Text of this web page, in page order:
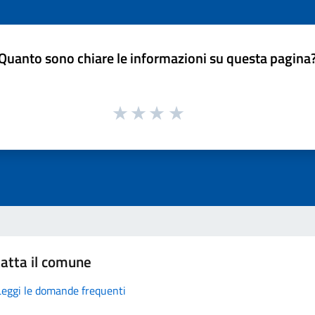
sono chiare le informazioni su questa
il comune
le domande frequenti